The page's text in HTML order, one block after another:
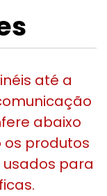
até a
abaixo
produtos
para